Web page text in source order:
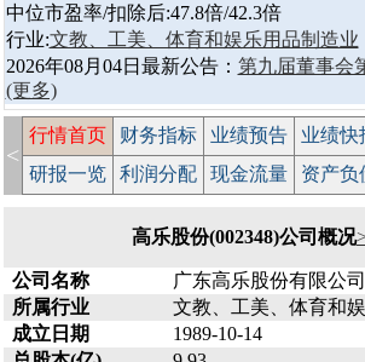
中位市盈率/扣除后:47.8倍/42.3倍
行业:文教、工美、体育和娱乐用品制造业
2026年08月04日最新公告： 第九届董事会
(更多)
<
行情首页 财务指标 业绩预告 业绩快
研报一览
利润分配 现金流量 资产负
高乐股份(002348)公司概况
公司名称
广东高乐股份有限公司
所属行业
文教、工美、体育和
成立日期
1989-10-14